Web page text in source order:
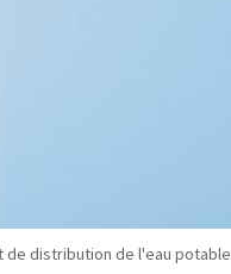
distribution de l'eau potable